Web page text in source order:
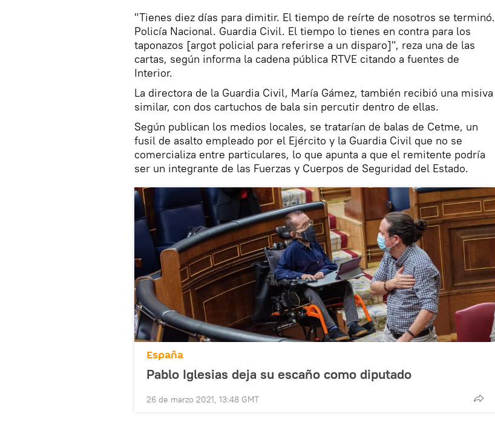
"Tienes diez días para dimitir. El tiempo de reírte de nosotros se terminó.
Policía Nacional. Guardia Civil. El tiempo lo tienes en contra para los
taponazos [argot policial para referirse a un disparo]", reza una de las
cartas, según informa la cadena pública RTVE citando a fuentes de
Interior.
La directora de la Guardia Civil, María Gámez, también recibió una misiva
similar, con dos cartuchos de bala sin percutir dentro de ellas.
Según publican los medios locales, se tratarían de balas de Cetme, un
fusil de asalto empleado por el Ejército y la Guardia Civil que no se
comercializa entre particulares, lo que apunta a que el remitente podría
ser un integrante de las Fuerzas y Cuerpos de Seguridad del Estado.
España
Pablo Iglesias deja su escaño como diputado
26 de marzo 2021, 13:48 GMT